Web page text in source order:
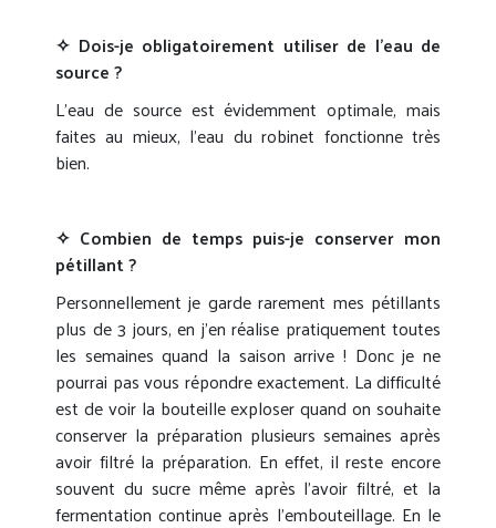
✧ Dois-je obligatoirement utiliser de l’eau de
source ?
L’eau de source est évidemment optimale, mais
faites au mieux, l’eau du robinet fonctionne très
bien.
✧ Combien de temps puis-je conserver mon
pétillant ?
Personnellement je garde rarement mes pétillants
plus de 3 jours, en j’en réalise pratiquement toutes
les semaines quand la saison arrive ! Donc je ne
pourrai pas vous répondre exactement. La difficulté
est de voir la bouteille exploser quand on souhaite
conserver la préparation plusieurs semaines après
avoir filtré la préparation. En effet, il reste encore
souvent du sucre même après l’avoir filtré, et la
fermentation continue après l’embouteillage. En le